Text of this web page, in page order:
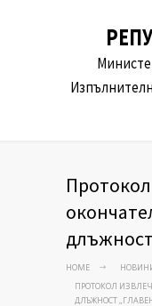
HOME
ПРОТОКОЛ
ДЛЪЖНОСТ